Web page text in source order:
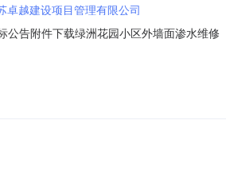
卓越建设项目管理有限公司
告附件下载绿洲花园小区外墙面渗水维修
:70万元，招标人为涟水县东升物业服务有